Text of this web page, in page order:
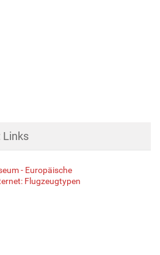
Links
- Europäische
Flugzeugtypen